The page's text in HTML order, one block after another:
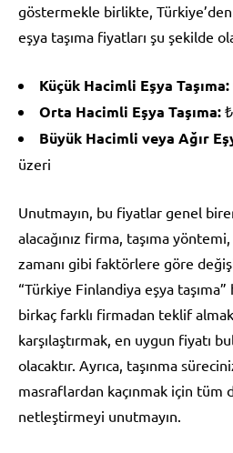
göstermekle birlikte,
eşya taşıma fiyatları şu şekilde
Küçük Hacimli Eşya Taşıma:
Orta Hacimli Eşya Taşıma:
Büyük Hacimli veya Ağır
üzeri
Unutmayın, bu fiyatlar genel
alacağınız firma, taşıma
zamanı gibi faktörlere göre
“Türkiye Finlandiya eşya
birkaç farklı firmadan teklif
karşılaştırmak, en uygun fiyatı
olacaktır. Ayrıca, taşınma
masraflardan kaçınmak için tüm
netleştirmeyi unutmayın.